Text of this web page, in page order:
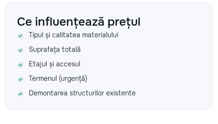
Ce influențează prețul
Tipul și calitatea materialului
Suprafața totală
Etajul și accesul
Termenul (urgență)
Demontarea structurilor existente